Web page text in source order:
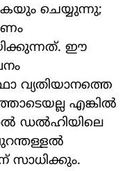
ചെയ്യുന്നു;
ഈ
വ്യതിയാനത്തെ
എങ്കിൽ
ഡൽഹിയിലെ
സാധിക്കും.